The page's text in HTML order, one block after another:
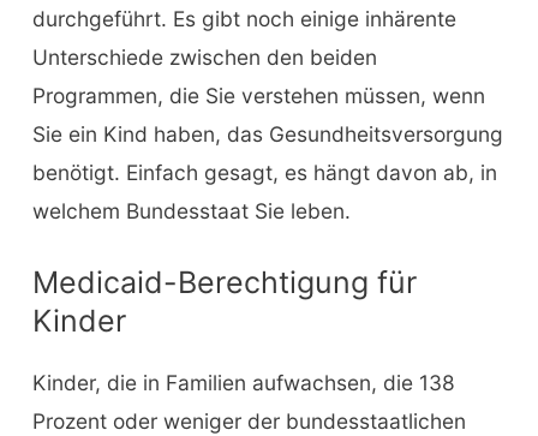
durchgeführt. Es gibt noch einige inhärente
Unterschiede zwischen den beiden
Programmen, die Sie verstehen müssen, wenn
Sie ein Kind haben, das Gesundheitsversorgung
benötigt. Einfach gesagt, es hängt davon ab, in
welchem Bundesstaat Sie leben.
Medicaid-Berechtigung für
Kinder
Kinder, die in Familien aufwachsen, die 138
Prozent oder weniger der bundesstaatlichen